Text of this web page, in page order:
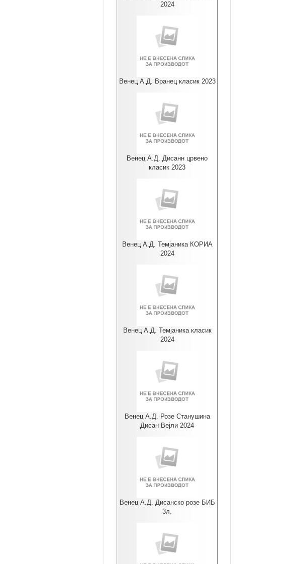
2024
Венец А.Д. Вранец класик 2023
Венец А.Д. Дисанн црвено
класик 2023
Венец А.Д. Темјаника КОРИА
2024
Венец А.Д. Темјаника класик
2024
Венец А.Д. Розе Станушина
Дисан Вејли 2024
Венец А.Д. Дисанско розе БИБ
3л.